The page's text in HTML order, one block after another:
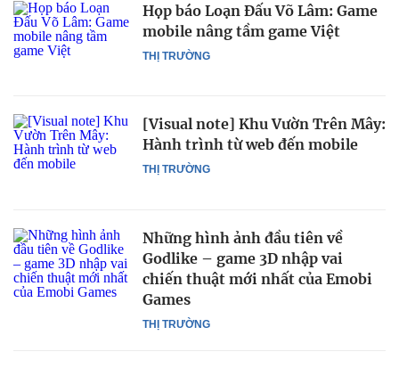
THỊ TRƯỜNG
Họp báo Loạn Đấu Võ Lâm: Game
mobile nâng tầm game Việt
THỊ TRƯỜNG
[Visual note] Khu Vườn Trên Mây:
Hành trình từ web đến mobile
THỊ TRƯỜNG
Những hình ảnh đầu tiên về
Godlike – game 3D nhập vai
chiến thuật mới nhất của Emobi
Games